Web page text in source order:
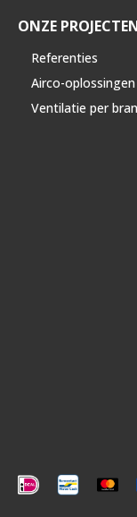
ONZE
Referenties
Airco-
Ventilatie per